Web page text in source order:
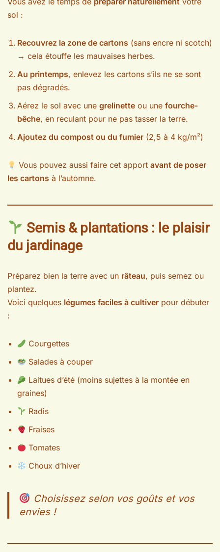
sol :
Recouvrez la zone de cartons (sans encre ni scotch)
→ cela étouffe les mauvaises herbes.
Au printemps, enlevez les cartons s’ils ne se sont
pas dégradés.
Aérez le sol avec une grelinette ou une fourche-
bêche, en reculant pour ne pas tasser la terre.
Ajoutez du compost ou du fumier (2,5 à 4 kg/m²)
Vous pouvez aussi faire cet apportavant de poser
les cartons à l’automne.
Semis & plantations : le plaisir
du jardinage
Préparez bien la terre avec un râteau, puis semez ou
plantez.
Voici quelques légumes faciles à cultiver pour débuter
:
Courgettes
Salades à couper
Laitues d’été (moins sujettes à la montée en
graines)
Radis
Fraises
Tomates
Choux d’hiver
Choisissez selon vos goûts et vos
envies !